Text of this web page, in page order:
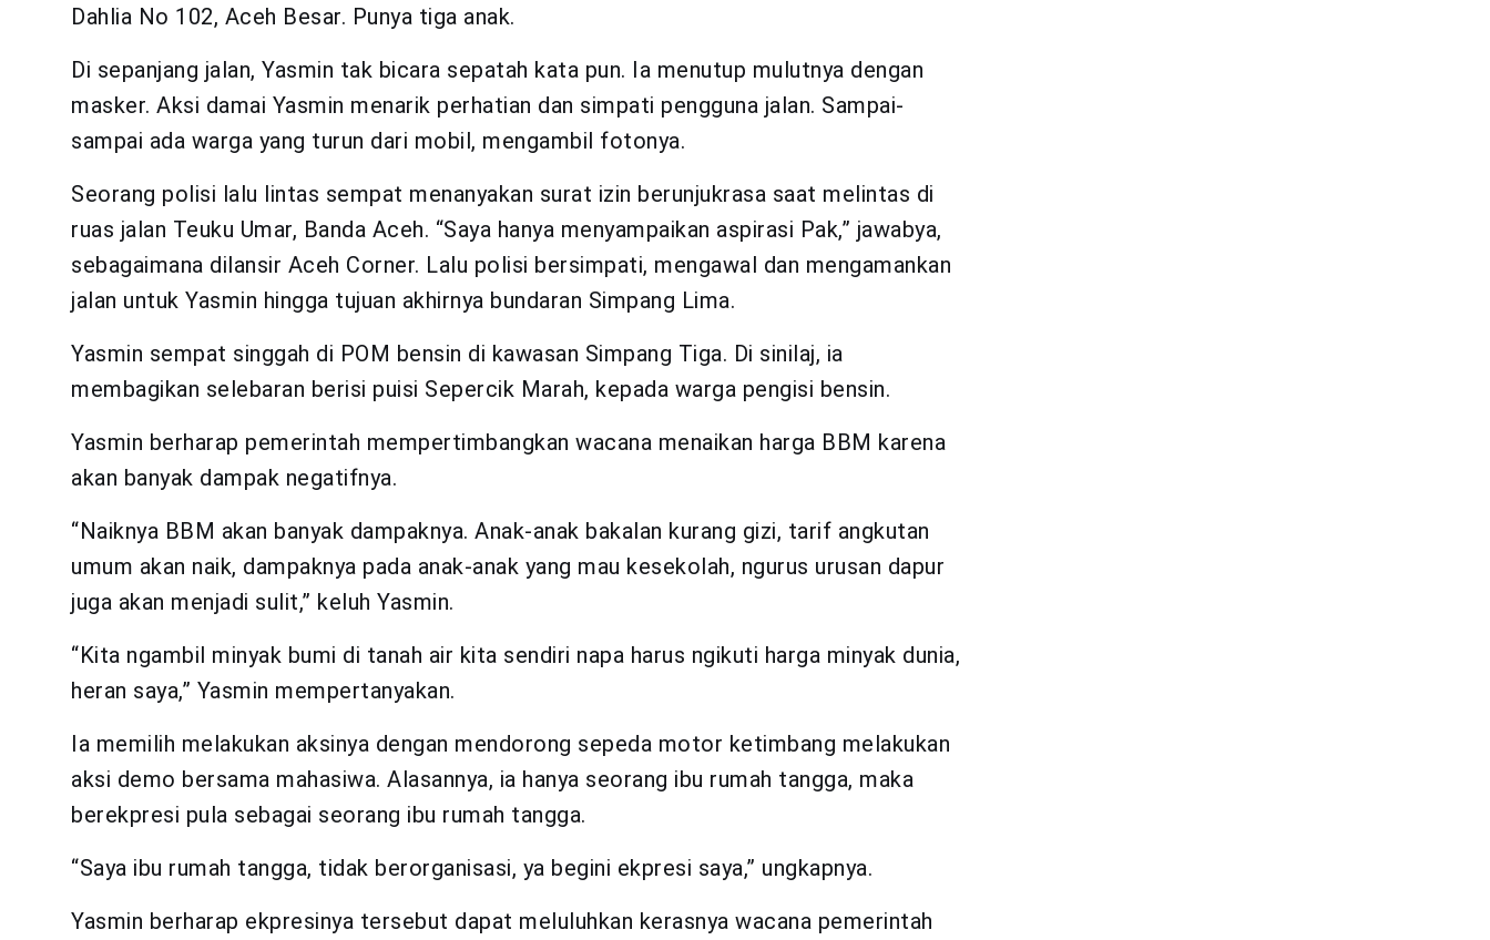
Dahlia No 102, Aceh Besar. Punya tiga anak.
Di sepanjang jalan, Yasmin tak bicara sepatah kata pun. Ia menutup mulutnya dengan
masker. Aksi damai Yasmin menarik perhatian dan simpati pengguna jalan. Sampai-
sampai ada warga yang turun dari mobil, mengambil fotonya.
Seorang polisi lalu lintas sempat menanyakan surat izin berunjukrasa saat melintas di
ruas jalan Teuku Umar, Banda Aceh. “Saya hanya menyampaikan aspirasi Pak,” jawabya,
sebagaimana dilansir Aceh Corner. Lalu polisi bersimpati, mengawal dan mengamankan
jalan untuk Yasmin hingga tujuan akhirnya bundaran Simpang Lima.
Yasmin sempat singgah di POM bensin di kawasan Simpang Tiga. Di sinilaj, ia
membagikan selebaran berisi puisi Sepercik Marah, kepada warga pengisi bensin.
Yasmin berharap pemerintah mempertimbangkan wacana menaikan harga BBM karena
akan banyak dampak negatifnya.
“Naiknya BBM akan banyak dampaknya. Anak-anak bakalan kurang gizi, tarif angkutan
umum akan naik, dampaknya pada anak-anak yang mau kesekolah, ngurus urusan dapur
juga akan menjadi sulit,” keluh Yasmin.
“Kita ngambil minyak bumi di tanah air kita sendiri napa harus ngikuti harga minyak dunia,
heran saya,” Yasmin mempertanyakan.
Ia memilih melakukan aksinya dengan mendorong sepeda motor ketimbang melakukan
aksi demo bersama mahasiwa. Alasannya, ia hanya seorang ibu rumah tangga, maka
berekpresi pula sebagai seorang ibu rumah tangga.
“Saya ibu rumah tangga, tidak berorganisasi, ya begini ekpresi saya,” ungkapnya.
Yasmin berharap ekpresinya tersebut dapat meluluhkan kerasnya wacana pemerintah